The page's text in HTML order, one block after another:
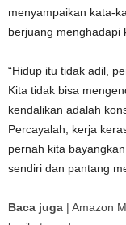
menyampaikan kata-
berjuang menghadapi
“Hidup itu tidak adil,
Kita tidak bisa
kendalikan adalah
Percayalah, kerja
pernah kita
sendiri dan pantang
Baca juga | Amazon